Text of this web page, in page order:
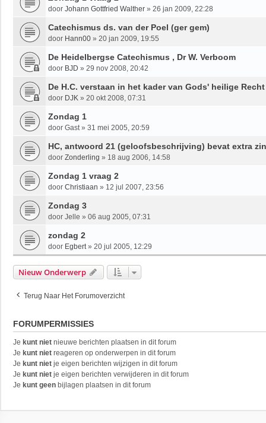
door Johann Gottfried Walther » 26 jan 2009, 22:28
Catechismus ds. van der Poel (ger gem)
door Hann00 » 20 jan 2009, 19:55
De Heidelbergse Catechismus , Dr W. Verboom
door BJD » 29 nov 2008, 20:42
De H.C. verstaan in het kader van Gods' heilige Recht
door DJK » 20 okt 2008, 07:31
Zondag 1
door Gast» 31 mei 2005, 20:59
HC, antwoord 21 (geloofsbeschrijving) bevat extra zin
door Zonderling » 18 aug 2006, 14:58
Zondag 1 vraag 2
door Christiaan » 12 jul 2007, 23:56
Zondag 3
door Jelle » 06 aug 2005, 07:31
zondag 2
door Egbert» 20 jul 2005, 12:29
Nieuw Onderwerp
Terug Naar Het Forumoverzicht
FORUMPERMISSIES
Je kunt niet nieuwe berichten plaatsen in dit forum
Je kunt niet reageren op onderwerpen in dit forum
Je kunt niet je eigen berichten wijzigen in dit forum
Je kunt niet je eigen berichten verwijderen in dit forum
Je kunt geen bijlagen plaatsen in dit forum